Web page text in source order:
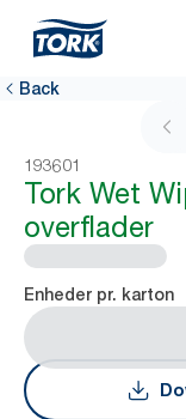
Back
193601
Tork Wet
overflader
Enheder pr. karton